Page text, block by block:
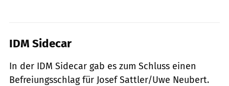
IDM Sidecar
In der IDM Sidecar gab es zum Schluss einen
Befreiungsschlag für Josef Sattler/Uwe Neubert.